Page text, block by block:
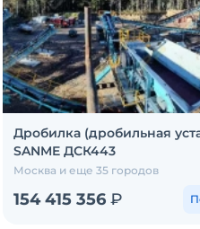
Дробилка (дробильная
SANME ДСК443
Москва и еще 35 городов
154 415 356 ₽